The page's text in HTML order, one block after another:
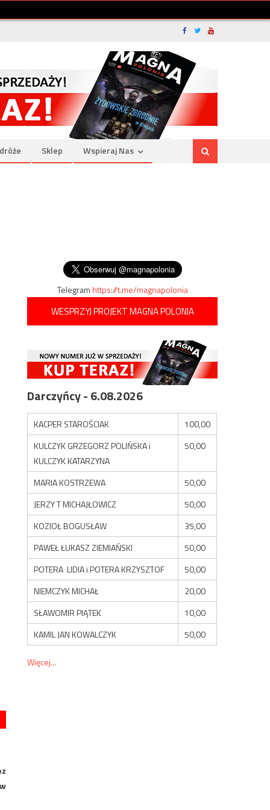
Sklep Wspieraj Nas
Telegramhttps://t.me/magnapolonia
WESPRZYJ PROJEKT MAGNA POLONIA
Darczyńcy - 6.08.2026
KACPER STAROŚCIAK
100,00
KULCZYK GRZEGORZ POLIŃSKA i
KULCZYK KATARZYNA
50,00
MARIA KOSTRZEWA
50,00
JERZY T MICHAJŁOWICZ
50,00
KOZIOŁ BOGUSŁAW
35,00
PAWEŁ ŁUKASZ ZIEMIAŃSKI
50,00
POTERA LIDIA i POTERA KRZYSZTOF
50,00
NIEMCZYK MICHAŁ
20,00
SŁAWOMIR PIĄTEK
10,00
KAMIL JAN KOWALCZYK
50,00
Więcej...